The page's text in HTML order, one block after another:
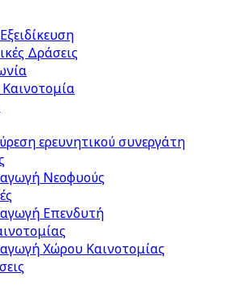
Δράσεις
ερευνητικού συνεργάτη
Νεοφυούς
Επενδυτή
Χώρου Καινοτομίας